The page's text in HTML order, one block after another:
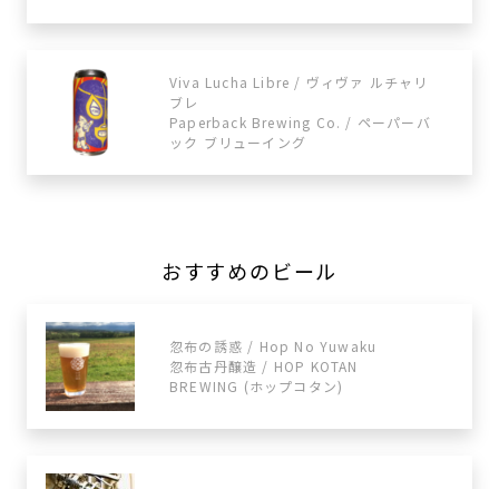
Viva Lucha Libre / ヴィヴァ ルチャリ
ブレ
Paperback Brewing Co. / ペーパーバ
ック ブリューイング
おすすめのビール
忽布の誘惑 / Hop No Yuwaku
忽布古丹醸造 / HOP KOTAN
BREWING (ホップコタン)